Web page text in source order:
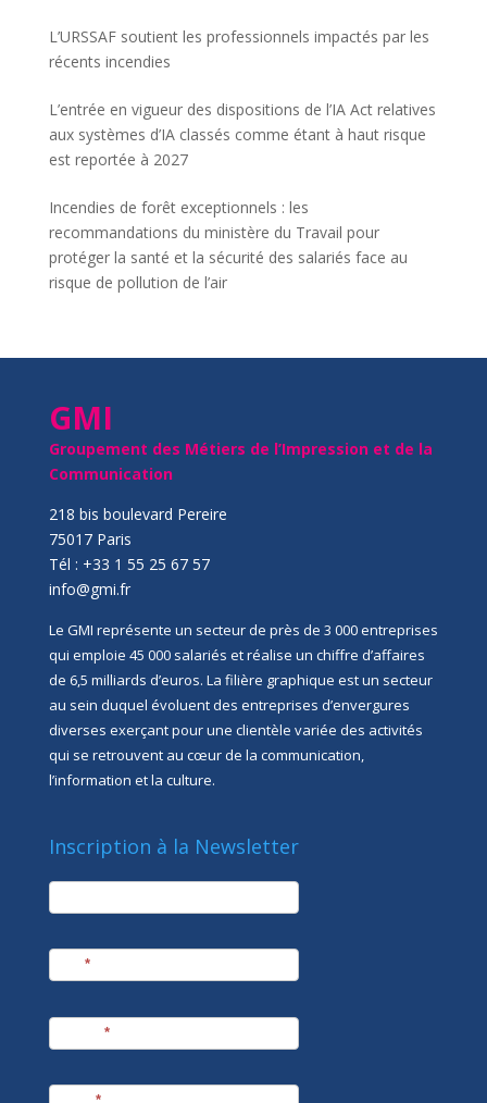
L’URSSAF soutient les professionnels impactés par les
récents incendies
L’entrée en vigueur des dispositions de l’IA Act relatives
aux systèmes d’IA classés comme étant à haut risque
est reportée à 2027
Incendies de forêt exceptionnels : les
recommandations du ministère du Travail pour
protéger la santé et la sécurité des salariés face au
risque de pollution de l’air
GMI
Groupement des Métiers de l’Impression et de la
Communication
218 bis boulevard Pereire
75017 Paris
Tél : +33 1 55 25 67 57
info@gmi.fr
Le GMI représente un secteur de près de 3 000 entreprises
qui emploie 45 000 salariés et réalise un chiffre d’affaires
de 6,5 milliards d’euros. La filière graphique est un secteur
au sein duquel évoluent des entreprises d’envergures
diverses exerçant pour une clientèle variée des activités
qui se retrouvent au cœur de la communication,
l’information et la culture.
Inscription à la Newsletter
newsletter
*
*